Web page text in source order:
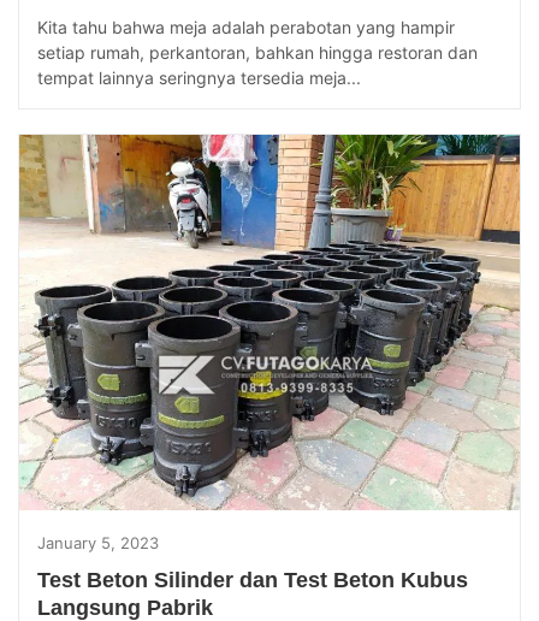
Kita tahu bahwa meja adalah perabotan yang hampir
setiap rumah, perkantoran, bahkan hingga restoran dan
tempat lainnya seringnya tersedia meja...
January 5, 2023
Test Beton Silinder dan Test Beton Kubus
Langsung Pabrik